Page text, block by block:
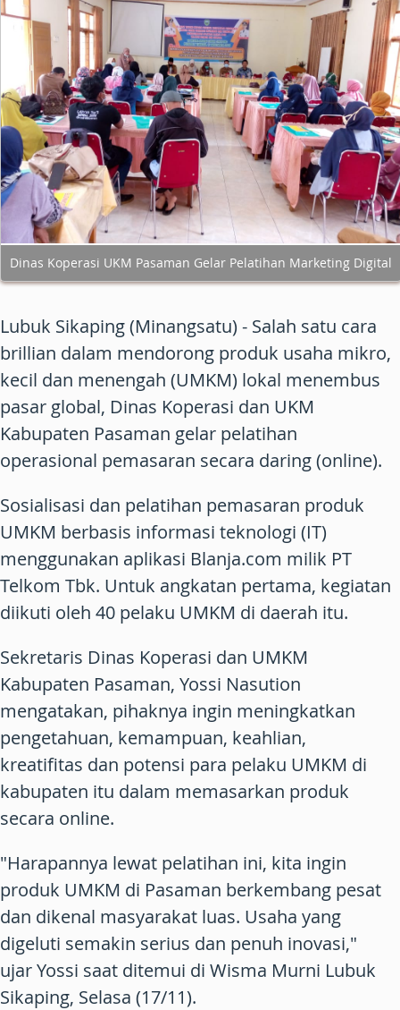
Dinas Koperasi UKM Pasaman Gelar Pelatihan Marketing Digital
Lubuk Sikaping (Minangsatu) - Salah satu cara
brillian dalam mendorong produk usaha mikro,
kecil dan menengah (UMKM) lokal menembus
pasar global, Dinas Koperasi dan UKM
Kabupaten Pasaman gelar pelatihan
operasional pemasaran secara daring (online).
Sosialisasi dan pelatihan pemasaran produk
UMKM berbasis informasi teknologi (IT)
menggunakan aplikasi Blanja.com milik PT
Telkom Tbk. Untuk angkatan pertama, kegiatan
diikuti oleh 40 pelaku UMKM di daerah itu.
Sekretaris Dinas Koperasi dan UMKM
Kabupaten Pasaman, Yossi Nasution
mengatakan, pihaknya ingin meningkatkan
pengetahuan, kemampuan, keahlian,
kreatifitas dan potensi para pelaku UMKM di
kabupaten itu dalam memasarkan produk
secara online.
"Harapannya lewat pelatihan ini, kita ingin
produk UMKM di Pasaman berkembang pesat
dan dikenal masyarakat luas. Usaha yang
digeluti semakin serius dan penuh inovasi,"
ujar Yossi saat ditemui di Wisma Murni Lubuk
Sikaping, Selasa (17/11).